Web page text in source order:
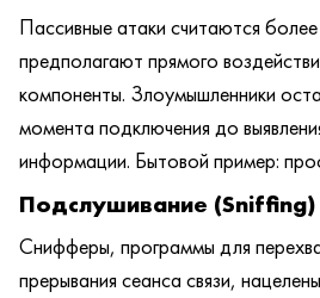
Пассивные атаки считаются
предполагают прямого
компоненты. Злоумышленники
момента подключения до
информации. Бытовой пример:
Подслушивание (Sniffing)
Снифферы, программы для
прерывания сеанса связи,